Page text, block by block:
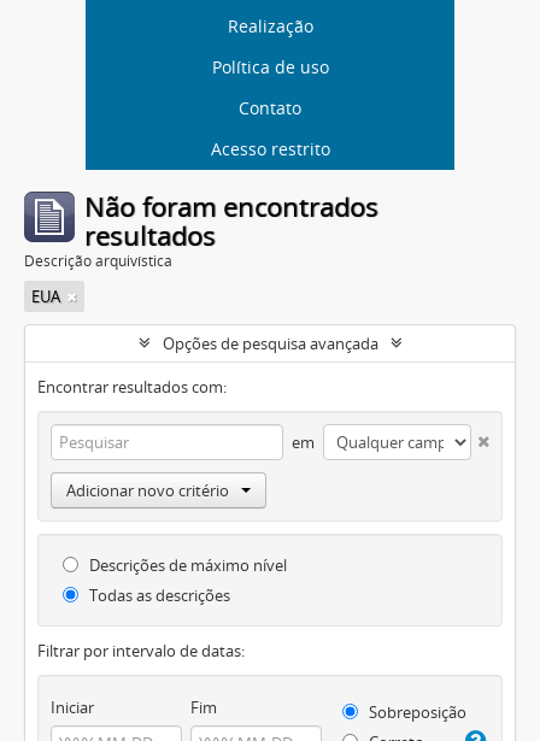
Realização
Política de uso
Contato
Acesso restrito
Não foram encontrados
resultados
Descrição arquivística
EUA
Opções de pesquisa avançada
Encontrar resultados com:
em
Adicionar novo critério
Descrições de máximo nível
Todas as descrições
Filtrar por intervalo de datas:
Iniciar Fim
Sobreposição